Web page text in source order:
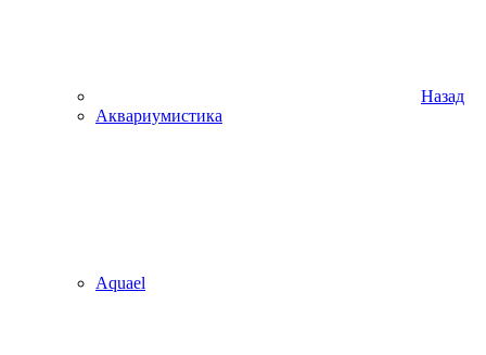
Назад
Аквариумистика
Aquael